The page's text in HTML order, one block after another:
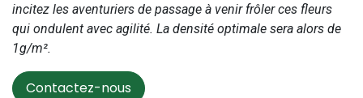
incitez les aventuriers de passage à venir frôler ces fleurs
qui ondulent avec agilité. La densité optimale sera alors de
1g/m².
Contactez-nous